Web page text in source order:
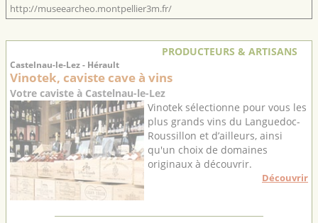
http://museearcheo.montpellier3m.fr/
PRODUCTEURS & ARTISANS
Castelnau-le-Lez - Hérault
Vinotek, caviste cave à vins
Votre caviste à Castelnau-le-Lez
Vinotek sélectionne pour vous les
plus grands vins du Languedoc-
Roussillon et d’ailleurs, ainsi
qu'un choix de domaines
originaux à découvrir.
Découvrir